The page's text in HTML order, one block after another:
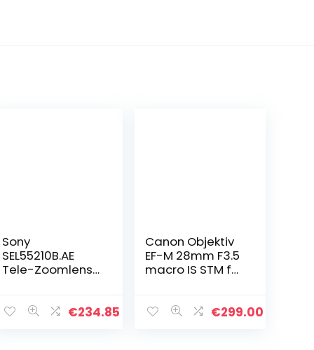
Sony
SEL55210B.AE
Tele-Zoomlens,
APS-C, Geschikt
€234.85
Canon Objektiv
EF-M 28mm F3.5
macro IS STM für
43mm
€299.00